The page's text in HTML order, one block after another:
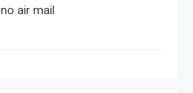
no air mail